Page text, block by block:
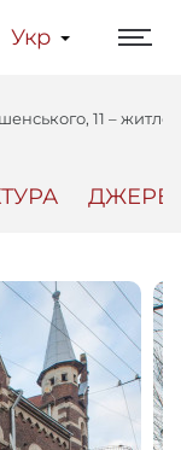
Укр
11 –